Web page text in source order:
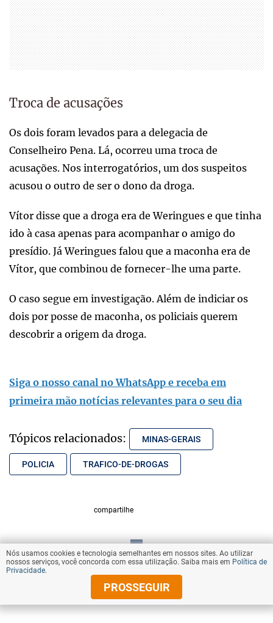
Troca de acusações
Os dois foram levados para a delegacia de
Conselheiro Pena. Lá, ocorreu uma troca de
acusações. Nos interrogatórios, um dos suspeitos
acusou o outro de ser o dono da droga.
Vítor disse que a droga era de Weringues e que tinha
ido à casa apenas para acompanhar o amigo do
presídio. Já Weringues falou que a maconha era de
Vítor, que combinou de fornecer-lhe uma parte.
O caso segue em investigação. Além de indiciar os
dois por posse de maconha, os policiais querem
descobrir a origem da droga.
Siga o nosso canal no WhatsApp e receba em
primeira mão notícias relevantes para o seu dia
Tópicos relacionados: MINAS-GERAIS
POLICIA TRAFICO-DE-DROGAS
compartilhe
VOLTAR AO TOPO
© Copyright 2025 Diários Associados
Nós usamos cookies e tecnologia semelhantes em nossos sites. Ao utilizar
nossos serviços, você concorda com essa utilização. Saiba mais em Política de
Privacidade.
PROSSEGUIR